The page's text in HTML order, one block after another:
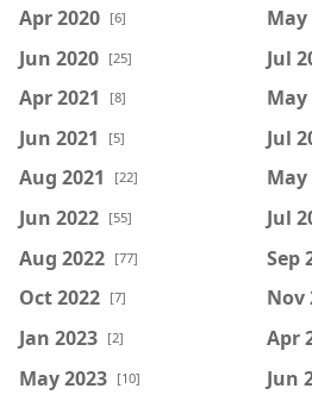
Apr 2020 [6] May
Jun 2020 [25] Jul
Apr 2021 [8] May
Jun 2021 [5] Jul
Aug 2021 [22] May
Jun 2022 [55] Jul
Aug 2022 [77] Sep
Oct 2022 [7] Nov
Jan 2023 [2] Apr
May 2023 [10] Jun